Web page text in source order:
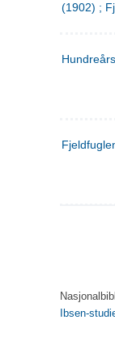
(1902) ;
Ibsen-